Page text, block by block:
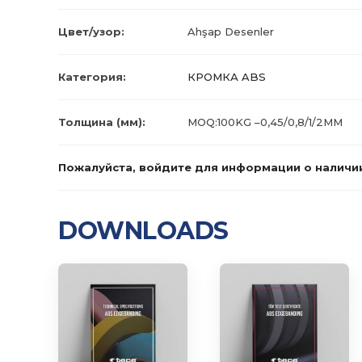
Цвет/узор: Ahşap Desenler
Категория: КРОМКА ABS
Толщина (мм): MOQ:100KG –0,45/0,8/1/2MM
Пожалуйста, войдите для информации о
DOWNLOADS